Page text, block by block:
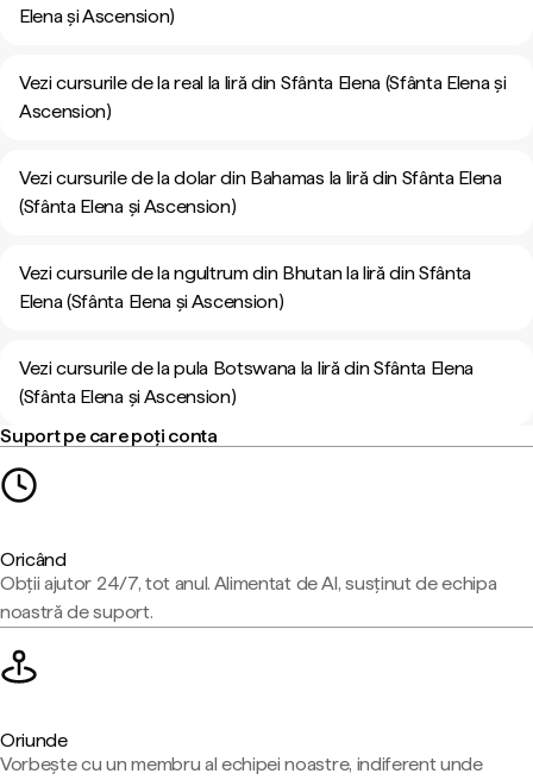
Elena și Ascension)
Vezi cursurile de la real la liră din Sfânta Elena (Sfânta Elena și
Ascension)
Vezi cursurile de la dolar din Bahamas la liră din Sfânta Elena
(Sfânta Elena și Ascension)
Vezi cursurile de la ngultrum din Bhutan la liră din Sfânta
Elena (Sfânta Elena și Ascension)
Vezi cursurile de la pula Botswana la liră din Sfânta Elena
(Sfânta Elena și Ascension)
Suport pe care poți conta
Oricând
Obții ajutor 24/7, tot anul. Alimentat de AI, susținut de echipa
noastră de suport.
Oriunde
Vorbește cu un membru al echipei noastre, indiferent unde